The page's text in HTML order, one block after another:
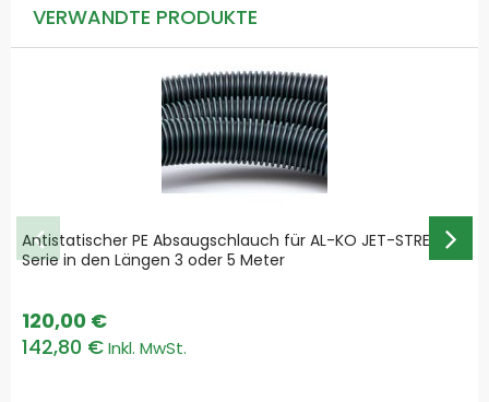
VERWANDTE PRODUKTE
Antistatischer PE Absaugschlauch für AL-KO JET-STREAM
Serie in den Längen 3 oder 5 Meter
142,80 €
120,00 €